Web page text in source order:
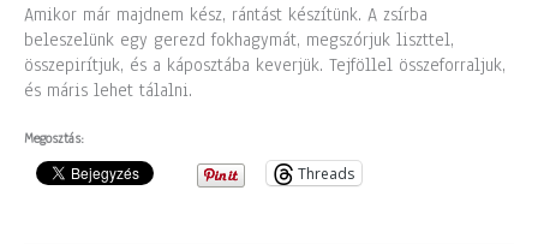
Amikor már majdnem kész, rántást készítünk. A zsírba
beleszelünk egy gerezd fokhagymát, megszórjuk liszttel,
összepirítjuk, és a káposztába keverjük. Tejföllel összeforraljuk,
és máris lehet tálalni.
Megosztás:
Threads